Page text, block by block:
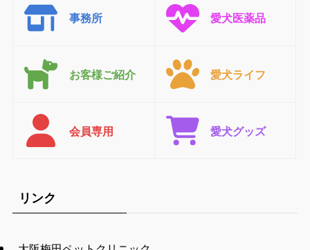
事務所 愛犬医薬品
お客様ご紹介 愛犬ライフ
会員専用 愛犬グッズ
リンク